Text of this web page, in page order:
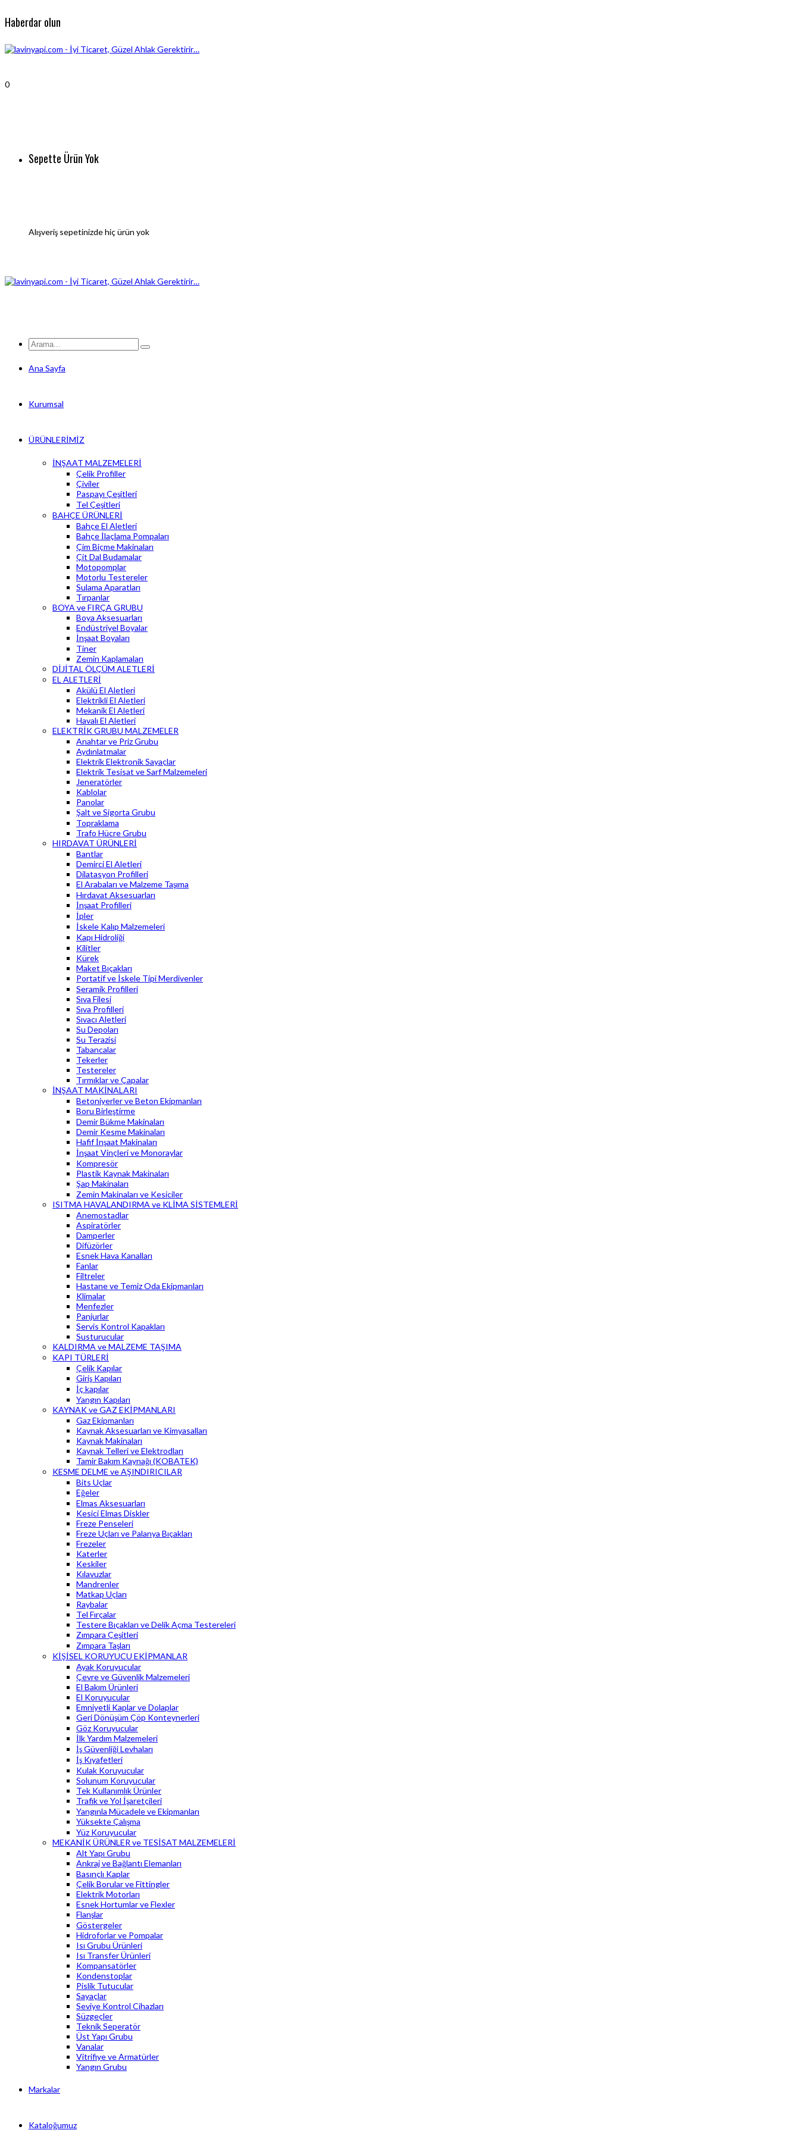
Haberdar olun
0
Sepette Ürün Yok
Alışveriş sepetinizde hiç ürün yok
Ana Sayfa
Kurumsal
ÜRÜNLERİMİZ
İNŞAAT MALZEMELERİ
Çelik Profiller
Çiviler
Paspayı Çeşitleri
Tel Çeşitleri
BAHÇE ÜRÜNLERİ
Bahçe El Aletleri
Bahçe İlaçlama Pompaları
Çim Biçme Makinaları
Çit Dal Budamalar
Motopomplar
Motorlu Testereler
Sulama Aparatları
Tırpanlar
BOYA ve FIRÇA GRUBU
Boya Aksesuarları
Endüstriyel Boyalar
İnşaat Boyaları
Tiner
Zemin Kaplamaları
DİJİTAL ÖLÇÜM ALETLERİ
EL ALETLERİ
Akülü El Aletleri
Elektrikli El Aletleri
Mekanik El Aletleri
Havalı El Aletleri
ELEKTRİK GRUBU MALZEMELER
Anahtar ve Priz Grubu
Aydınlatmalar
Elektrik Elektronik Sayaçlar
Elektrik Tesisat ve Sarf Malzemeleri
Jeneratörler
Kablolar
Panolar
Şalt ve Sigorta Grubu
Topraklama
Trafo Hücre Grubu
HIRDAVAT ÜRÜNLERİ
Bantlar
Demirci El Aletleri
Dilatasyon Profilleri
El Arabaları ve Malzeme Taşıma
Hırdavat Aksesuarları
İnşaat Profilleri
İpler
İskele Kalıp Malzemeleri
Kapı Hidroliği
Kilitler
Kürek
Maket Bıçakları
Portatif ve İskele Tipi Merdivenler
Seramik Profilleri
Sıva Filesi
Sıva Profilleri
Sıvacı Aletleri
Su Depoları
Su Terazisi
Tabancalar
Tekerler
Testereler
Tırmıklar ve Çapalar
İNŞAAT MAKİNALARI
Betoniyerler ve Beton Ekipmanları
Boru Birleştirme
Demir Bükme Makinaları
Demir Kesme Makinaları
Hafif İnşaat Makinaları
İnşaat Vinçleri ve Monoraylar
Kompresör
Plastik Kaynak Makinaları
Şap Makinaları
Zemin Makinaları ve Kesiciler
ISITMA HAVALANDIRMA ve KLİMA SİSTEMLERİ
Anemostadlar
Aspiratörler
Damperler
Difüzörler
Esnek Hava Kanalları
Fanlar
Filtreler
Hastane ve Temiz Oda Ekipmanları
Klimalar
Menfezler
Panjurlar
Servis Kontrol Kapakları
Susturucular
KALDIRMA ve MALZEME TAŞIMA
KAPI TÜRLERİ
Çelik Kapılar
Giriş Kapıları
İç kapılar
Yangın Kapıları
KAYNAK ve GAZ EKİPMANLARI
Gaz Ekipmanları
Kaynak Aksesuarları ve Kimyasalları
Kaynak Makinaları
Kaynak Telleri ve Elektrodları
Tamir Bakım Kaynağı (KOBATEK)
KESME DELME ve AŞINDIRICILAR
Bits Uçlar
Eğeler
Elmas Aksesuarları
Kesici Elmas Diskler
Freze Penseleri
Freze Uçları ve Palanya Bıçakları
Frezeler
Katerler
Keskiler
Kılavuzlar
Mandrenler
Matkap Uçları
Raybalar
Tel Fırçalar
Testere Bıçakları ve Delik Açma Testereleri
Zımpara Çeşitleri
Zımpara Taşları
KİŞİSEL KORUYUCU EKİPMANLAR
Ayak Koruyucular
Çevre ve Güvenlik Malzemeleri
El Bakım Ürünleri
El Koruyucular
Emniyetli Kaplar ve Dolaplar
Geri Dönüşüm Çöp Konteynerleri
Göz Koruyucular
İlk Yardım Malzemeleri
İş Güvenliği Levhaları
İş Kıyafetleri
Kulak Koruyucular
Solunum Koruyucular
Tek Kullanımlık Ürünler
Trafik ve Yol İşaretçileri
Yangınla Mücadele ve Ekipmanları
Yüksekte Çalışma
Yüz Koruyucular
MEKANİK ÜRÜNLER ve TESİSAT MALZEMELERİ
Alt Yapı Grubu
Ankraj ve Bağlantı Elemanları
Basınçlı Kaplar
Çelik Borular ve Fittingler
Elektrik Motorları
Esnek Hortumlar ve Flexler
Flanşlar
Göstergeler
Hidroforlar ve Pompalar
Isı Grubu Ürünleri
Isı Transfer Ürünleri
Kompansatörler
Kondenstoplar
Pislik Tutucular
Sayaçlar
Seviye Kontrol Cihazları
Süzgeçler
Teknik Seperatör
Üst Yapı Grubu
Vanalar
Vitrifiye ve Armatürler
Yangın Grubu
Markalar
Kataloğumuz